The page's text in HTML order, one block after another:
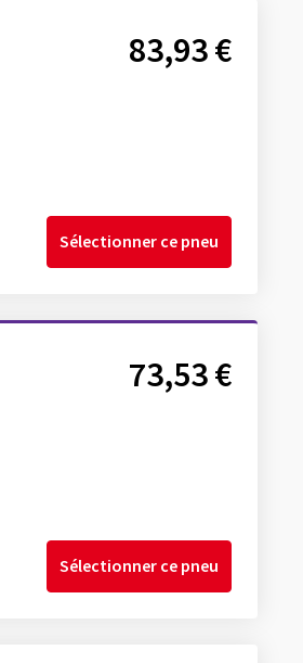
83,93 €
Sélectionner ce pneu
73,53 €
Sélectionner ce pneu